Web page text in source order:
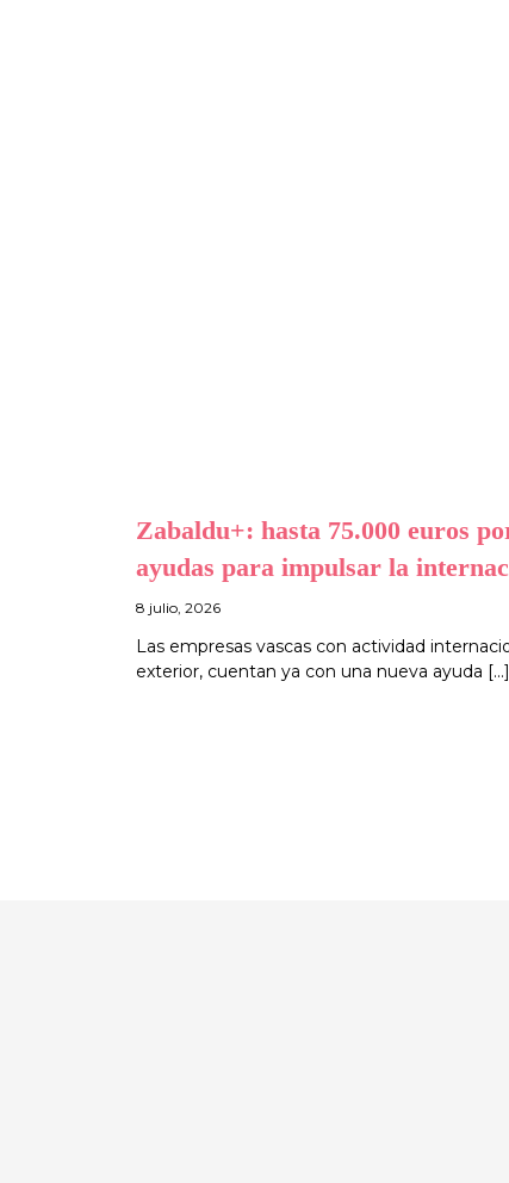
Zabaldu+: hasta 75.000 euros
ayudas para impulsar la
8 julio, 2026
Las empresas vascas con actividad
exterior, cuentan ya con una nueva ayuda [...]